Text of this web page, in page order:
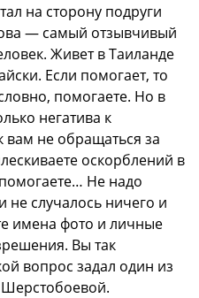
на сторону подруги
— самый отзывчивый
Живет в Таиланде
Если помогает, то
помогаете. Но в
негатива к
не обращаться за
оскорблений в
Не надо
не случалось ничего и
имена фото и личные
Вы так
вопрос задал один из
Шерстобоевой.